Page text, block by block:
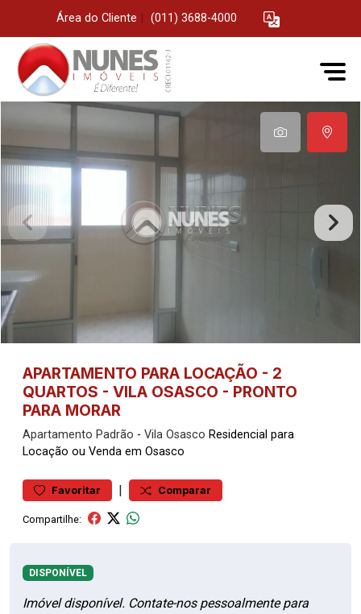
Área do Cliente (011) 3688-4000
APARTAMENTO PARA LOCAÇÃO - 2
QUARTOS - VILA OSASCO - PRONTO
PARA MORAR
Apartamento Padrão - Vila Osasco Residencial para
Locação ou Venda em Osasco
Favoritar | Comparar
Compartilhe:
DISPONÍVEL
Imóvel disponível. Contate-nos pessoalmente para